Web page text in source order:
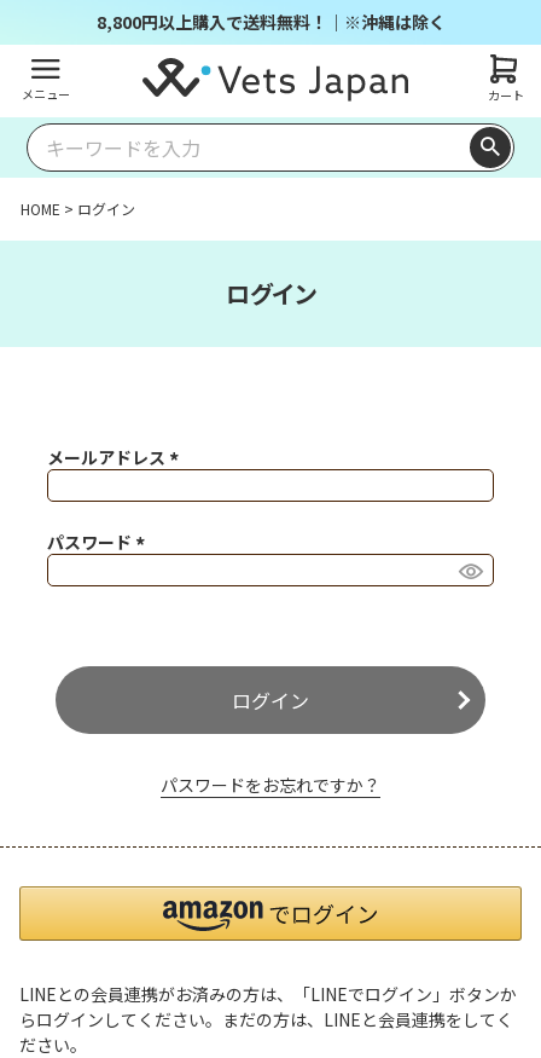
8,800円以上購入で送料無料！｜※沖縄は除く
メニュー カート
HOME ログイン
ログイン
メールアドレス
パスワード
ログイン
パスワードをお忘れですか？
LINEとの会員連携がお済みの方は、「LINEでログイン」ボタンか
らログインしてください。まだの方は、 LINEと会員連携をしてく
ださい。